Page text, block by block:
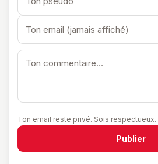
Ton email reste privé. Sois respectueux.
Publier